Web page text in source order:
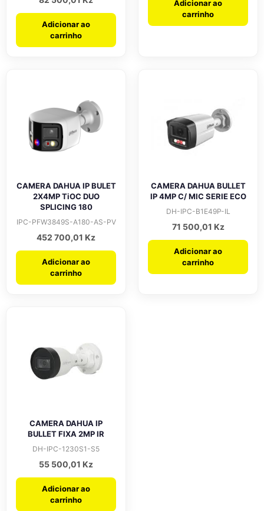
Adicionar ao
carrinho
Adicionar ao
carrinho
CAMERA DAHUA IP BULET
2X4MP TiOC DUO
SPLICING 180
IPC-PFW3849S-A180-AS-PV
452 700,01 Kz
Adicionar ao
carrinho
CAMERA DAHUA BULLET
IP 4MP C/ MIC SERIE ECO
DH-IPC-B1E49P-IL
71 500,01 Kz
Adicionar ao
carrinho
CAMERA DAHUA IP
BULLET FIXA 2MP IR
DH-IPC-1230S1-S5
55 500,01 Kz
Adicionar ao
carrinho